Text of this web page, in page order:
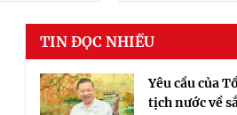
TIN ĐỌC NHIỀU
Yêu cầu của
tịch nước về